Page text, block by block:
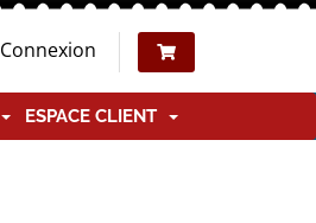
Connexion
ESPACE CLIENT